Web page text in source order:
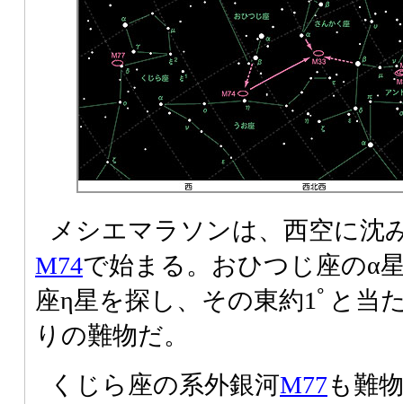
メシエマラソンは、西空に沈
M74で始まる。おひつじ座のα
座η星を探し、その東約1ﾟと当
りの難物だ。
くじら座の系外銀河M77も難